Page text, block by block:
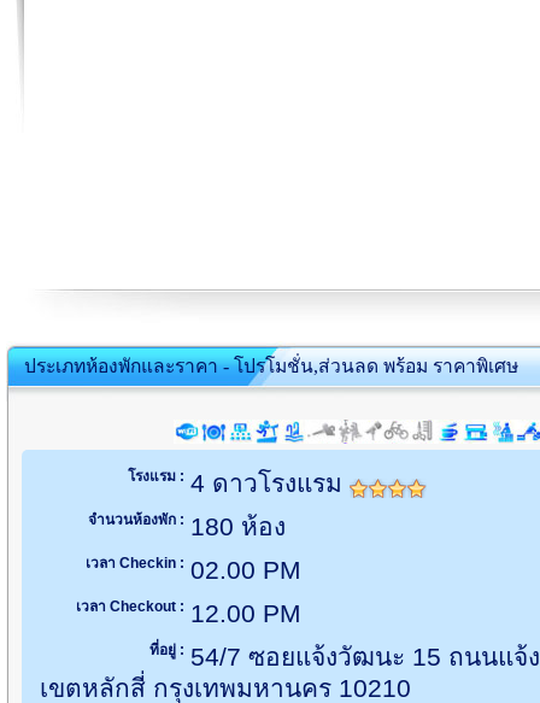
ประเภทห้องพักและราคา - โปรโมชั่น,ส่วนลด พร้อม ราคาพิเศษ
โรงแรม : 4 ดาวโรงแรม
จำนวนห้องพัก : 180 ห้อง
เวลา Checkin : 02.00 PM
เวลา Checkout : 12.00 PM
ที่อยู่ : 54/7 ซอยแจ้งวัฒนะ 15 ถนนแจ้
เขตหลักสี่ กรุงเทพมหานคร 10210